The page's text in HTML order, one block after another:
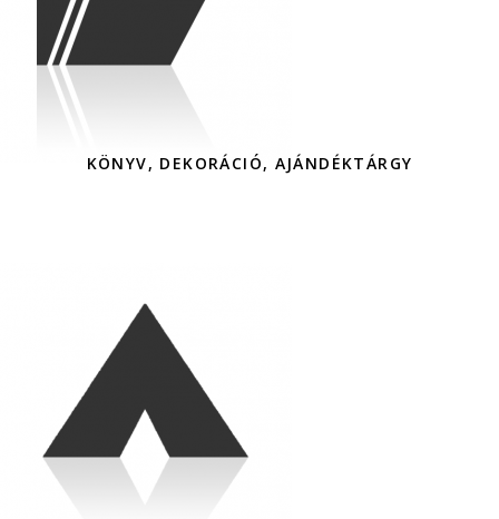
KÖNYV, DEKORÁCIÓ, AJÁNDÉKTÁRGY